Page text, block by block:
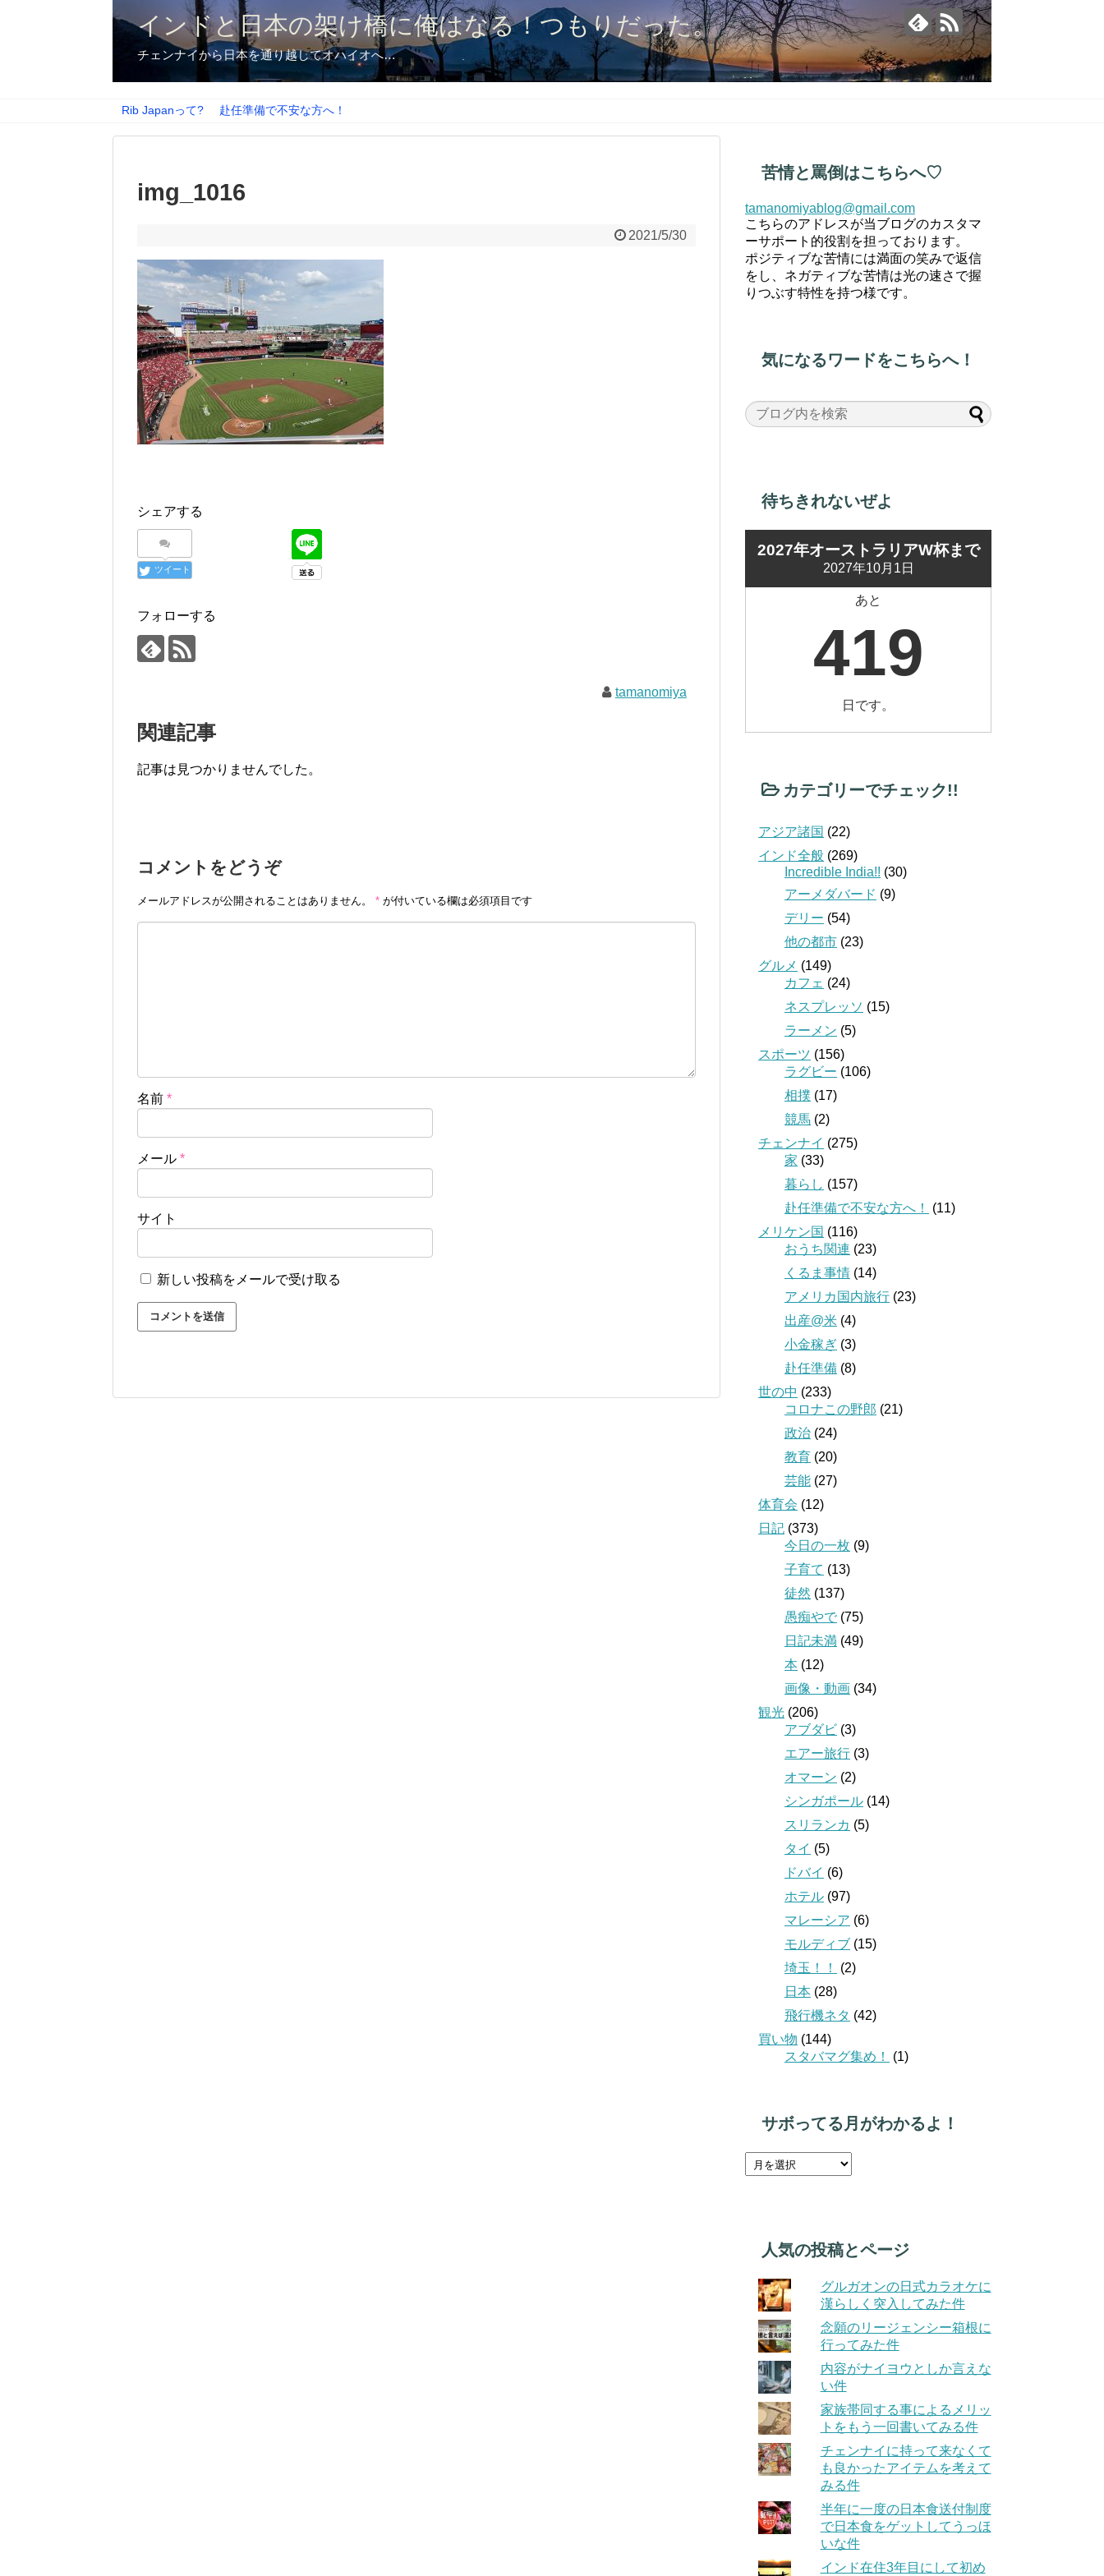
インドと日本の架け橋に俺はなる！つもりだった。
チェンナイから日本を通り越してオハイオへ…
Rib Japanって? 赴任準備で不安な方へ！
img_1016
2021/5/30
シェアする
ツイート
フォローする
tamanomiya
関連記事
記事は見つかりませんでした。
コメントをどうぞ
メールアドレスが公開されることはありません。 * が付いている欄は必須項目です
名前 *
メール *
サイト
新しい投稿をメールで受け取る
苦情と罵倒はこちらへ♡
tamanomiyablog@gmail.com
こちらのアドレスが当ブログのカスタマ
ーサポート的役割を担っております。
ポジティブな苦情には満面の笑みで返信
をし、ネガティブな苦情は光の速さで握
りつぶす特性を持つ様です。
気になるワードをこちらへ！
待ちきれないぜよ
2027年オーストラリアW杯まで
2027年10月1日
あと
419
日です。
カテゴリーでチェック!!
アジア諸国 (22)
インド全般 (269)
Incredible India!! (30)
アーメダバード (9)
デリー (54)
他の都市 (23)
グルメ (149)
カフェ (24)
ネスプレッソ (15)
ラーメン (5)
スポーツ (156)
ラグビー (106)
相撲 (17)
競馬 (2)
チェンナイ (275)
家 (33)
暮らし (157)
赴任準備で不安な方へ！
(11)
メリケン国 (116)
おうち関連 (23)
くるま事情 (14)
アメリカ国内旅行 (23)
出産@米 (4)
小金稼ぎ (3)
赴任準備 (8)
世の中 (233)
コロナこの野郎 (21)
政治 (24)
教育 (20)
芸能 (27)
体育会 (12)
日記 (373)
今日の一枚 (9)
子育て (13)
徒然 (137)
愚痴やで (75)
日記未満 (49)
本 (12)
画像・動画 (34)
観光 (206)
アブダビ (3)
エアー旅行 (3)
オマーン (2)
シンガポール (14)
スリランカ (5)
タイ (5)
ドバイ (6)
ホテル (97)
マレーシア (6)
モルディブ (15)
埼玉！！
(2)
日本 (28)
飛行機ネタ (42)
買い物 (144)
スタバマグ集め！
(1)
サボってる月がわかるよ！
人気の投稿とページ
グルガオンの日式カラオケに
漢らしく突入してみた件
念願のリージェンシー箱根に
行ってみた件
内容がナイヨウとしか言えな
い件
家族帯同する事によるメリッ
トをもう一回書いてみる件
チェンナイに持って来なくて
も良かったアイテムを考えて
みる件
半年に一度の日本食送付制度
で日本食をゲットしてうっほ
いな件
インド在住3年目にして初め